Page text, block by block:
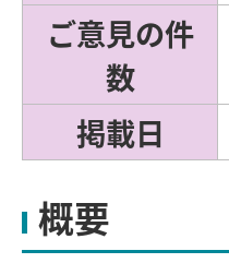
ご意見の件
数
掲載日
概要